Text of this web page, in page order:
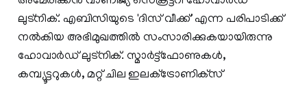
ലുട്‌നിക്. എബിസിയുടെ 'ദിസ് വീക്ക്' എന്ന പരിപാടിക്ക്
നൽകിയ അഭിമുഖത്തിൽ സംസാരിക്കുകയായിരുന്നു
ഹോവാർഡ് ലുട്‌നിക്. സ്മാർട്ട്‌ഫോണുകൾ,
കമ്പ്യൂട്ടറുകൾ, മറ്റ് ചില ഇലക്‌ട്രോണിക്‌സ്